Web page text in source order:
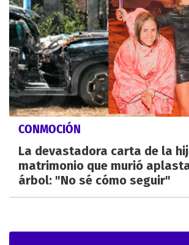
CONMOCIÓN
La devastadora carta de la
matrimonio que murió
árbol: "No sé cómo seguir"